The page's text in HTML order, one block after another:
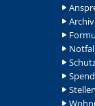
Archiv